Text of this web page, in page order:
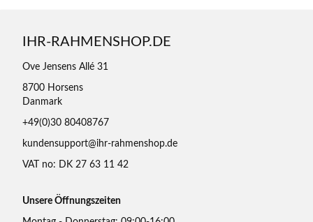
IHR-RAHMENSHOP.DE
Ove Jensens Allé 31
8700 Horsens
Danmark
+49(0)30 80408767
kundensupport@ihr-rahmenshop.de
VAT no: DK 27 63 11 42
Unsere Öffnungszeiten